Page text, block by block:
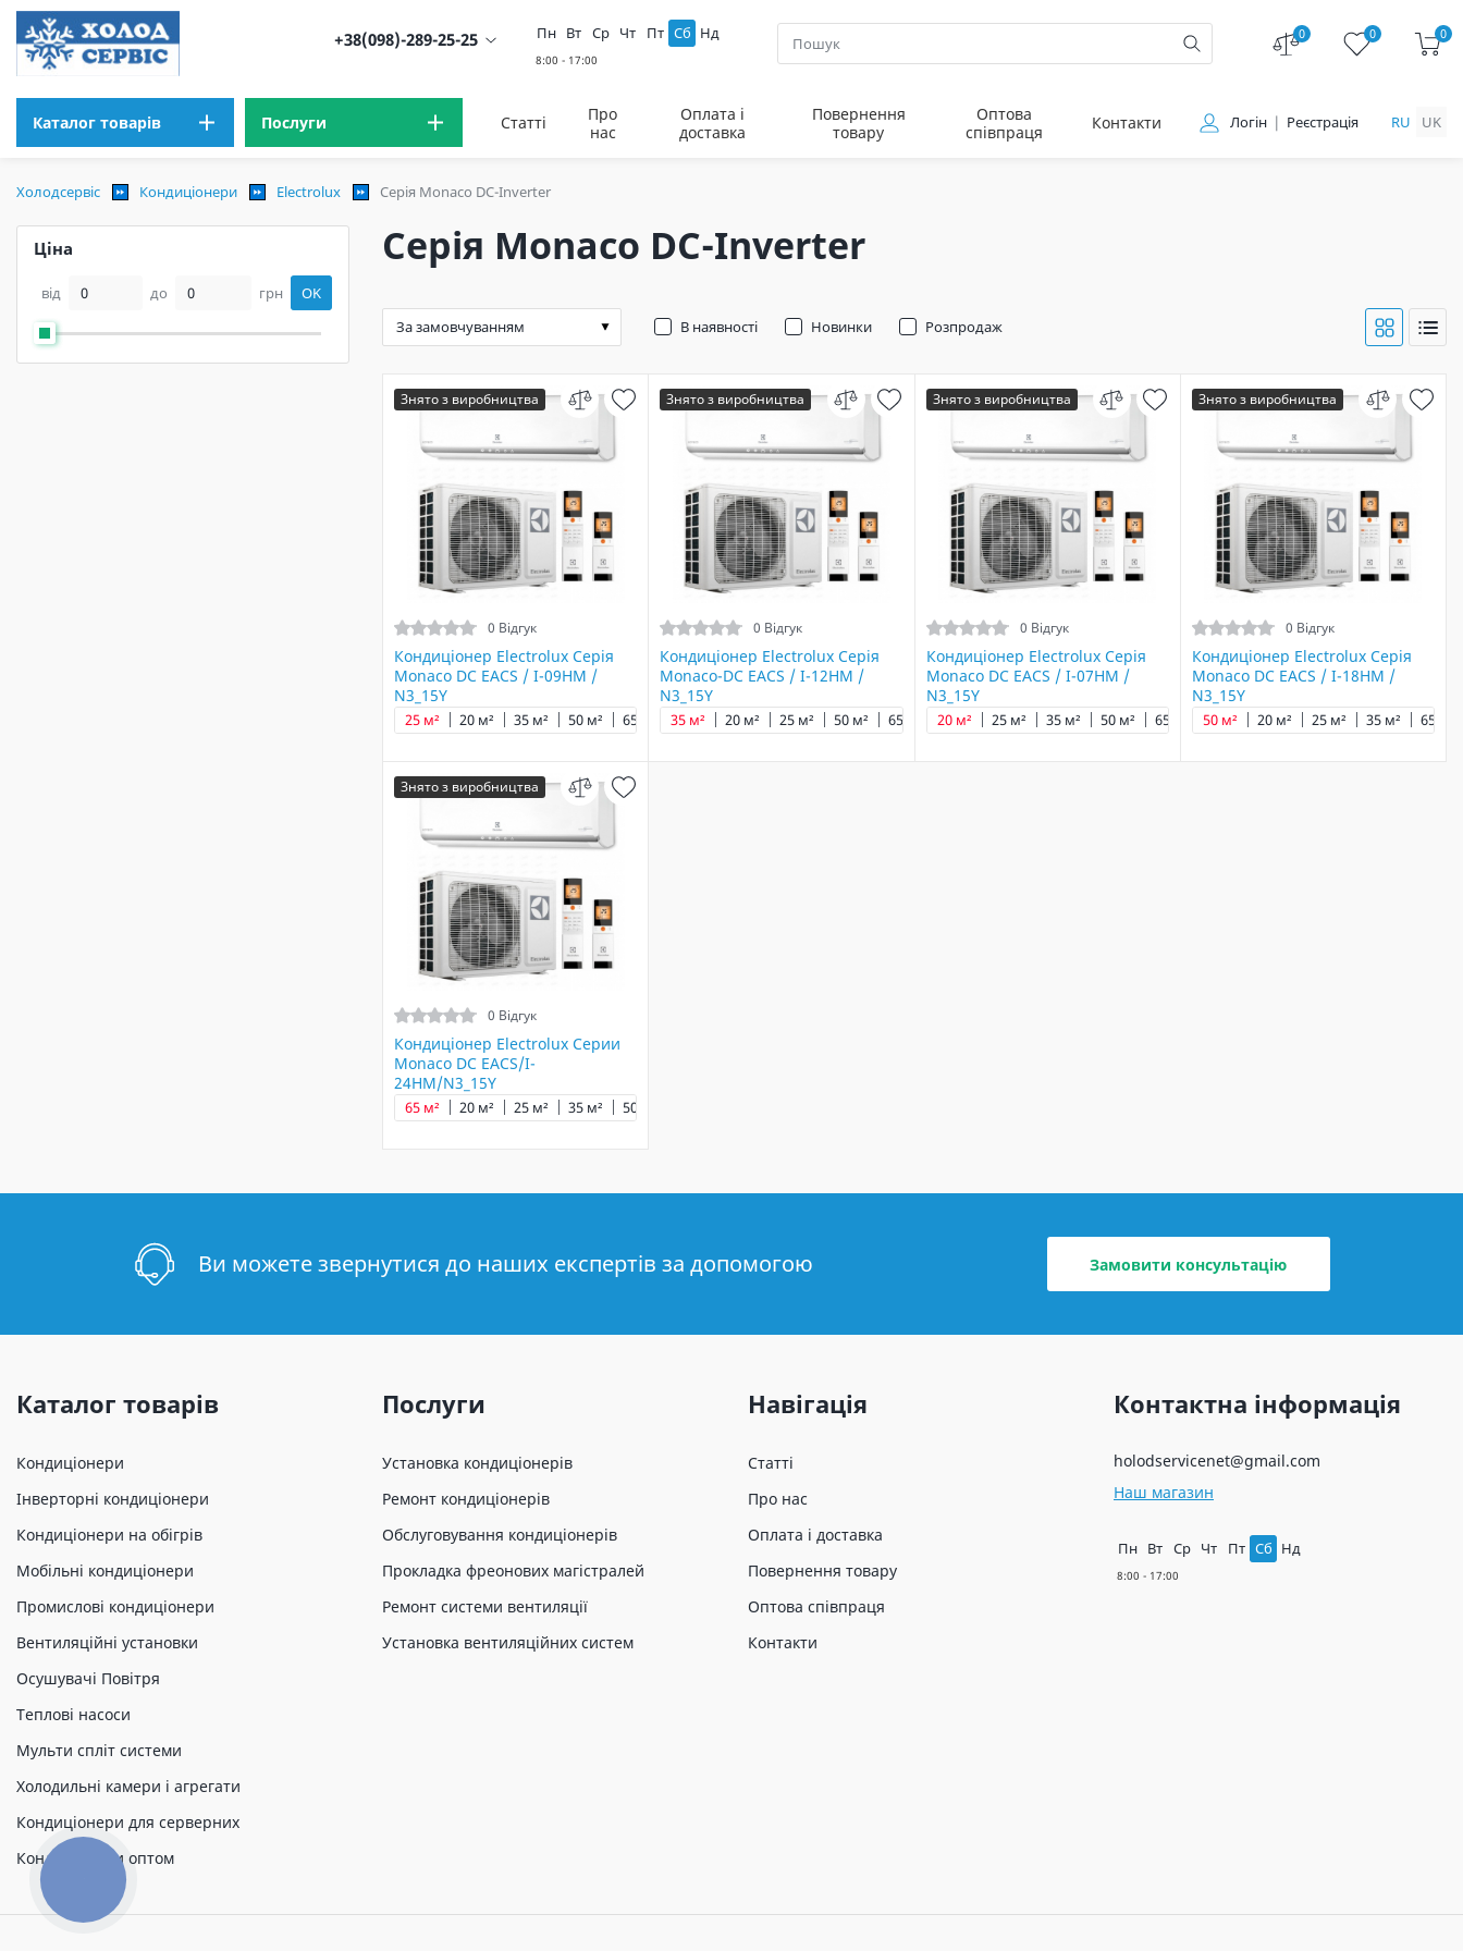
+38(098)-289-25-25 Пн Вт Ср Чт Пт Сб Нд 0 0 0
Каталог товарів Послуги Статті
Про
нас
Оплата і
доставка
Повернення
товару
Оптова
співпраця
Контакти Логін Реєстрація RU UK
Холодсервіс Кондиціонери Electrolux Серія Monaco DC-Inverter
Ціна
від до грн OK
Серія Monaco DC-Inverter
В наявності Новинки Розпродаж
Знято з виробництва
0 Відгук
Кондиціонер Electrolux Серія
Monaco DC EACS / I-09HM /
N3_15Y
20 м²
25 м² 35 м² 50 м² 65 м²
Знято з виробництва
0 Відгук
Кондиціонер Electrolux Серія
Monaco-DC EACS / I-12HM /
N3_15Y
20 м² 25 м²
35 м² 50 м² 65 м²
Знято з виробництва
0 Відгук
Кондиціонер Electrolux Серія
Monaco DC EACS / I-07HM /
N3_15Y
20 м² 25 м² 35 м² 50 м² 65 м²
Знято з виробництва
0 Відгук
Кондиціонер Electrolux Серія
Monaco DC EACS / I-18HM /
N3_15Y
20 м² 25 м² 35 м²
50 м² 65 м²
Знято з виробництва
0 Відгук
Кондиціонер Electrolux Серии
Monaco DC EACS/I-
24HM/N3_15Y
20 м² 25 м² 35 м² 50 м²
65 м²
Ви можете звернутися до наших експертів за допомогою Замовити консультацію
Каталог товарів
Кондиціонери
Інверторні кондиціонери
Кондиціонери на обігрів
Мобільні кондиціонери
Промислові кондиціонери
Вентиляційні установки
Осушувачі Повітря
Теплові насоси
Мульти спліт системи
Холодильні камери і агрегати
Кондиціонери для серверних
Кондиціонери оптом
Послуги
Установка кондиціонерів
Ремонт кондиціонерів
Обслуговування кондиціонерів
Прокладка фреонових магістралей
Ремонт системи вентиляції
Установка вентиляційних систем
Навігація
Статті
Про нас
Оплата і доставка
Повернення товару
Оптова співпраця
Контакти
Контактна інформація
holodservicenet@gmail.com
Наш магазин
Пн Вт Ср Чт Пт Сб Нд